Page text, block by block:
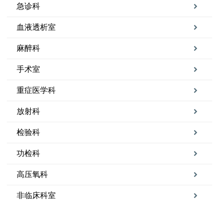
急诊科
血液透析室
麻醉科
手术室
重症医学科
放射科
检验科
功检科
高压氧科
非临床科室